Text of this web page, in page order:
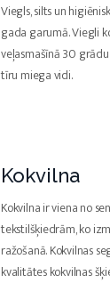
Viegls, silts un
gada garumā. Viegli
veļasmašīnā 30
tīru miega vidi.
Kokvilna
Kokvilna ir viena no
tekstilšķiedrām, ko
ražošanā. Kokvilnas
kvalitātes kokvilnas